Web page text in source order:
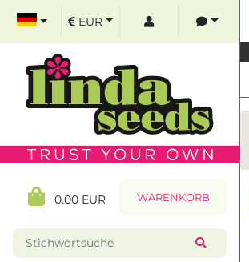
EUR
0.00 EUR WARENKORB